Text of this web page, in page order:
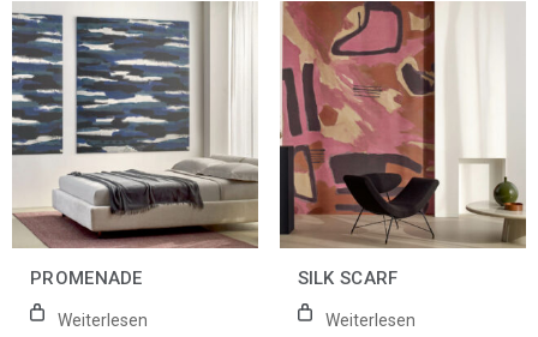
PROMENADE
Weiterlesen
SILK SCARF
Weiterlesen